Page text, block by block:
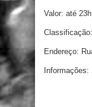
Valor: até
Endereço:
Informações: